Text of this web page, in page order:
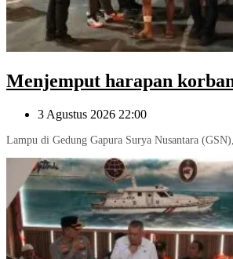
Menjemput harapan
3 Agustus 2026 22:00
Lampu di Gedung Gapura Surya Nusantara